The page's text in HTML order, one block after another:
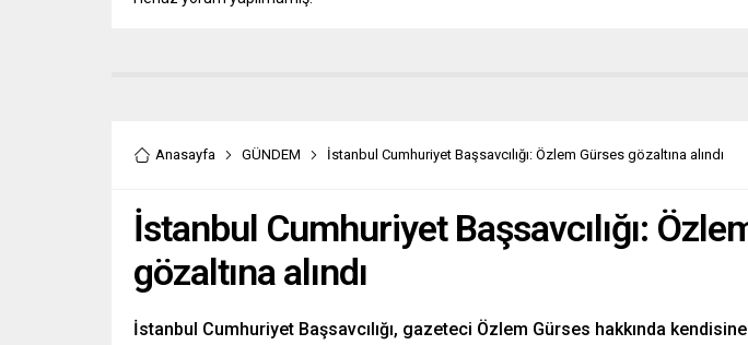
Anasayfa GÜNDEM İstanbul Cumhuriyet Başsavcılığı: Özlem Gürses gözaltına alındı
İstanbul Cumhuriyet Başsavcılığı:
gözaltına alındı
İstanbul Cumhuriyet Başsavcılığı, gazeteci Özlem Gürses hakkında